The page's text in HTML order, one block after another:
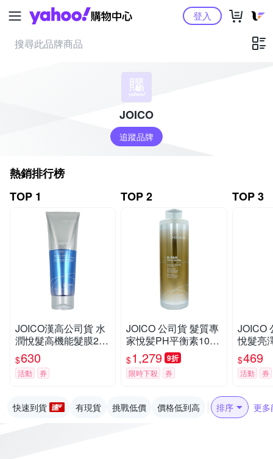
Yahoo購物中心登入
JOICO
追蹤品牌
熱銷排行榜
TOP 1
JOICO漢高公司貨 水
潤悅髮高機能髮膜250
ML(原水潤重建高機能
髮膜)
$630
活動 券
TOP 2
JOICO 公司貨 髮質專
家悅髪PH平衡素1000
ML 原 康髮平衡素 平
衡PH値
$1,279 9折
限時下殺 券
TOP 3
JOICO
悅髮亮
染後
$469
活動 券
快速到貨 有現貨 挑戰低價 價格低到高 排序 更多